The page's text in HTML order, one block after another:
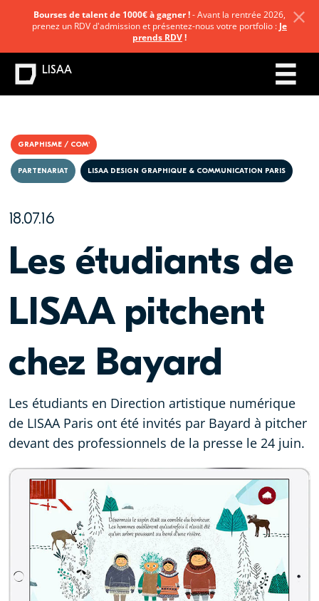
GRAPHISME / COM'
18.07.16
PARTENARIAT LISAA DESIGN GRAPHIQUE & COMMUNICATION PARIS
Les étudiants de
LISAA pitchent
chez Bayard
Les étudiants en Direction artistique numérique
de LISAA Paris ont été invités par Bayard à pitcher
devant des professionnels de la presse le 24 juin.
Bourses de talent de 1000€ à gagner !- Avant la rentrée 2026,
prenez un RDV d'admission et présentez-nous votre portfolio : Je
prends RDV!
LISAA